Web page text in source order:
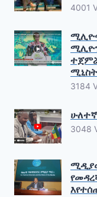
4001
3184
3048